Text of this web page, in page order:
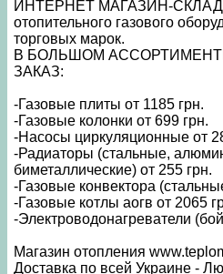
ИНТЕРНЕТ МАГАЗИН-
отопительного газового
торговых марок.
В БОЛЬШОМ
ЗАКАЗ:
-Газовые плиты от 1185 грн.
-Газовые колонки от 699 грн.
-Насосы циркуляционные от
-Радиаторы (стальные,
биметаллические) от 255 грн.
-Газовые конвектора
-Газовые котлы аогв от 2065
-Электроводонагреватели
Магазин отопления
Доставка по всей Украине -